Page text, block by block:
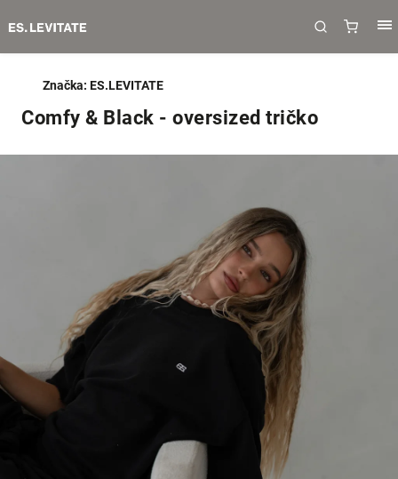
Comfy & Black - oversized tričko
Značka: ES.LEVITATE